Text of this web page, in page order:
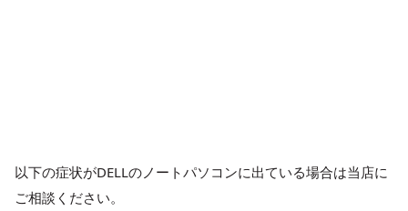
以下の症状がDELLのノートパソコンに出ている場合は当店に
ご相談ください。